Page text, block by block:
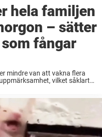
hela familjen
– sätter
fångar
mindre van att vakna flera
vilket såklart